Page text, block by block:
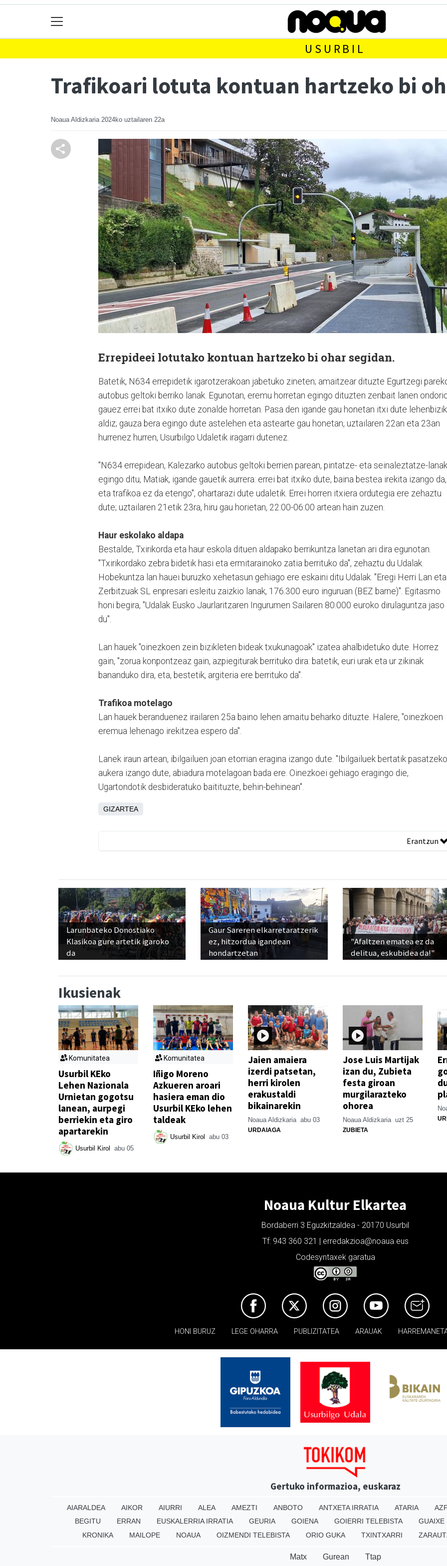
USURBIL
Trafikoari lotuta kontuan hartzeko bi
Noaua Aldizkaria 2024ko uztailaren 22a
Errepideei lotutako kontuan hartzeko bi ohar segidan.
Batetik, N634 errepidetik igarotzerakoan jabetuko zineten; amaitzear dituzte Egurtzegi
autobus geltoki berriko lanak. Egunotan, eremu horretan egingo dituzten zenbait lanen
gauez errei bat itxiko dute zonalde horretan. Pasa den igande gau honetan itxi dute
aldiz; gauza bera egingo dute astelehen eta astearte gau honetan, uztailaren 22an eta 23an
hurrenez hurren, Usurbilgo Udaletik iragarri dutenez.
"N634 errepidean, Kalezarko autobus geltoki berrien parean, pintatze- eta seinaleztatze-lanak
egingo ditu, Matiak, igande gauetik aurrera: errei bat itxiko dute, baina bestea irekita izango da,
eta trafikoa ez da etengo", ohartarazi dute udaletik. Errei horren itxiera ordutegia ere zehaztu
dute; uztailaren 21etik 23ra, hiru gau horietan, 22:00-06:00 artean hain zuzen.
Haur eskolako aldapa
Bestalde, Txirikorda eta haur eskola dituen aldapako berrikuntza lanetan ari dira egunotan.
"Txirikordako zebra bidetik hasi eta ermitarainoko zatia berrituko da", zehaztu du Udalak.
Hobekuntza lan hauei buruzko xehetasun gehiago ere eskaini ditu Udalak. "Eregi Herri Lan eta
Zerbitzuak SL enpresari esleitu zaizkio lanak, 176.300 euro inguruan (BEZ barne)". Egitasmo
honi begira, "Udalak Eusko Jaurlaritzaren Ingurumen Sailaren 80.000 euroko dirulaguntza jaso
du".
Lan hauek "oinezkoen zein bizikleten bideak txukunagoak" izatea ahalbidetuko dute. Horrez
gain, "zorua konpontzeaz gain, azpiegiturak berrituko dira: batetik, euri urak eta ur zikinak
bananduko dira, eta, bestetik, argiteria ere berrituko da".
Trafikoa motelago
Lan hauek beranduenez irailaren 25a baino lehen amaitu beharko dituzte. Halere, "oinezkoen
eremua lehenago irekitzea espero da".
Lanek iraun artean, ibilgailuen joan etorrian eragina izango dute. "Ibilgailuek bertatik pasatzeko
aukera izango dute, abiadura motelagoan bada ere. Oinezkoei gehiago eragingo die,
Ugartondotik desbideratuko baitituzte, behin-behinean".
GIZARTEA
Erantzun
Larunbateko Donostiako
Klasikoa gure artetik igaroko
da
Gaur Sareren elkarretaratzerik
ez, hitzordua igandean
hondartzetan
"Afaltzen ematea ez da
delitua, eskubidea da!"
Ikusienak
Komunitatea
Usurbil KEko
Lehen Nazionala
Urnietan gogotsu
lanean, aurpegi
berriekin eta giro
apartarekin
Usurbil Kirol abu 05
Komunitatea
Iñigo Moreno
Azkueren aroari
hasiera eman dio
Usurbil KEko lehen
taldeak
Usurbil Kirol abu 03
Jaien amaiera
izerdi patsetan,
herri kirolen
erakustaldi
bikainarekin
Noaua Aldizkaria abu 03
URDAIAGA
Jose Luis Martijak
izan du, Zubieta
festa giroan
murgilarazteko
ohorea
Noaua Aldizkaria uzt 25
ZUBIETA
Noaua Kultur Elkartea
Bordaberri 3 Eguzkitzaldea - 20170 Usurbil
Tf: 943 360 321 | erredakzioa@noaua.eus
Codesyntaxek garatua
HONI BURUZ LEGE OHARRA PUBLIZITATEA ARAUAK
Gertuko informazioa, euskaraz
AIARALDEA AIKOR AIURRI ALEA AMEZTI ANBOTO ANTXETA IRRATIA ATARIA
BEGITU
ERRAN EUSKALERRIA IRRATIA GEURIA GOIENA GOIERRI TELEBISTA
GUAIXE
KRONIKA
MAILOPE NOAUA OIZMENDI TELEBISTA ORIO GUKA TXINTXARRI
Matx Gurean Ttap